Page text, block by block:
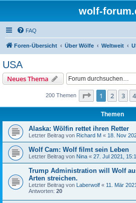
wolf-
FAQ
Foren-Übersicht Über Wölfe Weltweit
USA
Neues Thema
200 Themen Seite 1von
1 2 3 4
Themen
Alaska: Wölfin rettet ihren Retter
Letzter Beitrag von Richard M « 18. Nov
Wolf Cam: Wolf filmt sein Leben
Letzter Beitrag von Nina « 27. Jul 2021,
Trump Administration will Wolf
Arten streichen.
Letzter Beitrag von Laberwolf « 11. Mär
Antworten: 20